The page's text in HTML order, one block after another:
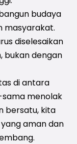
budaya
masyarakat.
diselesaikan
bukan dengan
di antara
menolak
bersatu, kita
aman dan